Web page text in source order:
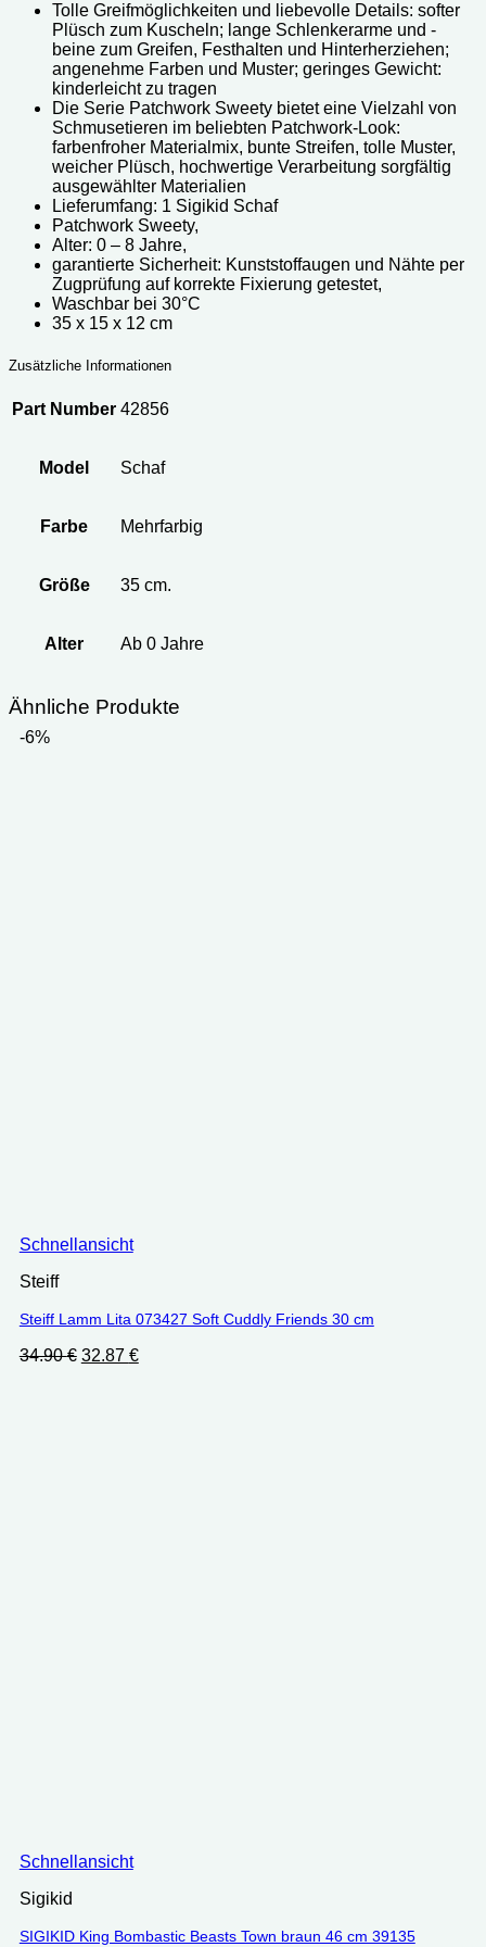
Tolle Greifmöglichkeiten und liebevolle Details: softer
Plüsch zum Kuscheln; lange Schlenkerarme und -
beine zum Greifen, Festhalten und Hinterherziehen;
angenehme Farben und Muster; geringes Gewicht:
kinderleicht zu tragen
Die Serie Patchwork Sweety bietet eine Vielzahl von
Schmusetieren im beliebten Patchwork-Look:
farbenfroher Materialmix, bunte Streifen, tolle Muster,
weicher Plüsch, hochwertige Verarbeitung sorgfältig
ausgewählter Materialien
Lieferumfang: 1 Sigikid Schaf
Patchwork Sweety,
Alter: 0 – 8 Jahre,
garantierte Sicherheit: Kunststoffaugen und Nähte per
Zugprüfung auf korrekte Fixierung getestet,
Waschbar bei 30°C
‎35 x 15 x 12 cm
Zusätzliche Informationen
Part Number 42856
Model Schaf
Farbe Mehrfarbig
Größe 35 cm.
Alter Ab 0 Jahre
Ähnliche Produkte
-6%
Schnellansicht
Steiff
Steiff Lamm Lita 073427 Soft Cuddly Friends 30 cm
34.90€ Ursprünglicher
32.87 €Aktueller
Schnellansicht
Sigikid
SIGIKID King Bombastic Beasts Town braun 46 cm 39135